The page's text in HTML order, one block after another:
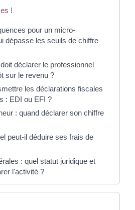
!
pour un micro-
dépasse les seuils de chiffre
déclarer le professionnel
sur le revenu ?
les déclarations fiscales
: EDI ou EFI ?
: quand déclarer son chiffre
peut-il déduire ses frais de
: quel statut juridique et
l'activité ?